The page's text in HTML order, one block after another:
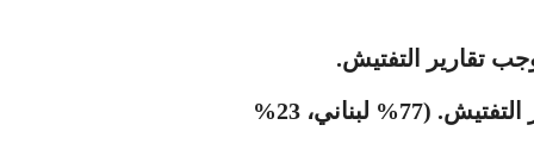
تمّ التصريح عن 3043 أجيراً مكتوماً بموجب تقارير التفتيش. (77% لبناني، 23%